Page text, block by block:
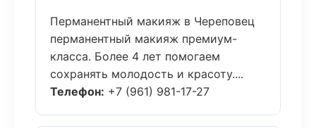
Перманентный макияж в Череповец
перманентный макияж премиум-
класса. Более 4 лет помогаем
сохранять молодость и красоту....
Телефон: +7 (961) 981-17-27